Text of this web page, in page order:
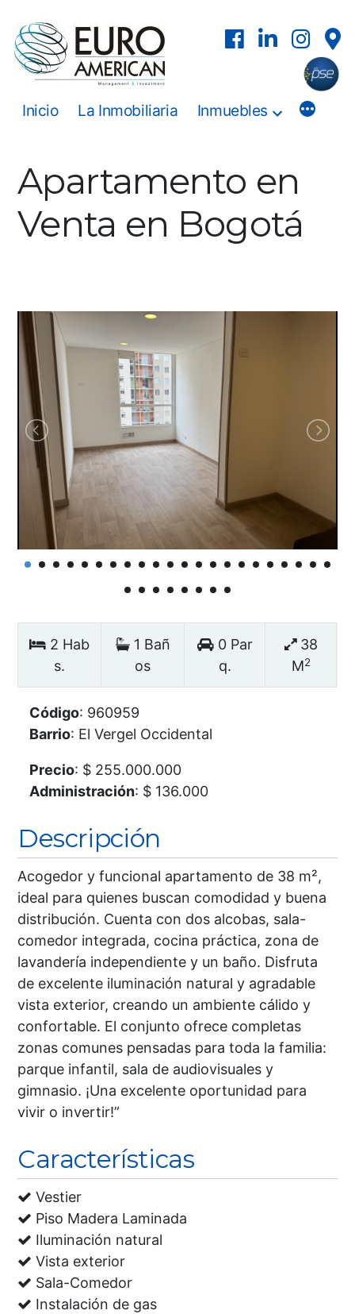
Inicio La Inmobiliaria Inmuebles
Apartamento en
Venta en Bogotá
2 Hab
s.
1 Bañ
os
0 Par
q.
38
M2
Código: 960959
Barrio: El Vergel Occidental
Precio: $ 255.000.000
Administración: $ 136.000
Descripción
Acogedor y funcional apartamento de 38 m²,
ideal para quienes buscan comodidad y buena
distribución. Cuenta con dos alcobas, sala-
comedor integrada, cocina práctica, zona de
lavandería independiente y un baño. Disfruta
de excelente iluminación natural y agradable
vista exterior, creando un ambiente cálido y
confortable. El conjunto ofrece completas
zonas comunes pensadas para toda la familia:
parque infantil, sala de audiovisuales y
gimnasio. ¡Una excelente oportunidad para
vivir o invertir!”
Características
Vestier
Piso Madera Laminada
Iluminación natural
Vista exterior
Sala-Comedor
Instalación de gas